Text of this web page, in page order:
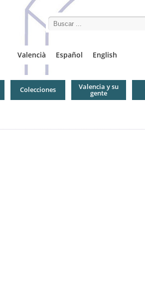
Search this site
Valencià Español English
Colecciones Valencia y su
gente